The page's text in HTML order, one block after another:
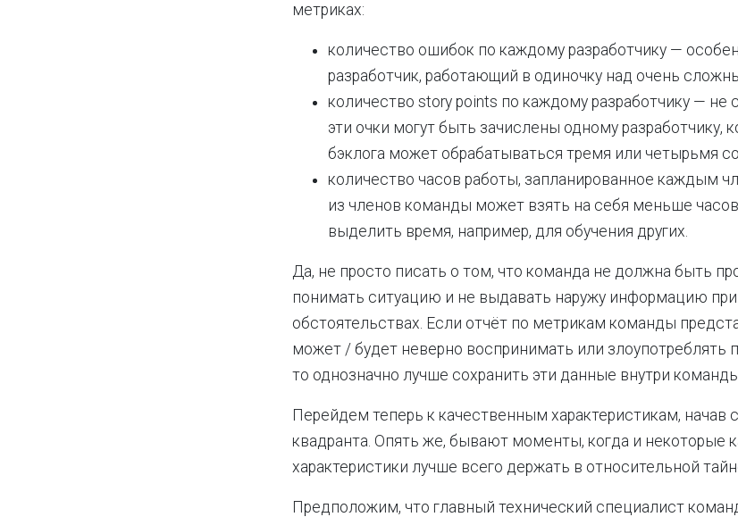
метриках:
количество ошибок по каждому разработчику —
разработчик, работающий в одиночку над очень
количество story points по каждому разработчику — не
эти очки могут быть зачислены одному разработчику,
бэклога может обрабатываться тремя или четырьмя
количество часов работы, запланированное каждым
из членов команды может взять на себя меньше
выделить время, например, для обучения других.
Да, не просто писать о том, что команда не должна быть
понимать ситуацию и не выдавать наружу информацию
обстоятельствах. Если отчёт по метрикам команды
может / будет неверно воспринимать или злоупотреблять
то однозначно лучше сохранить эти данные внутри
Перейдем теперь к качественным характеристикам, начав
квадранта. Опять же, бывают моменты, когда и некоторые
характеристики лучше всего держать в относительной
Предположим, что главный технический специалист